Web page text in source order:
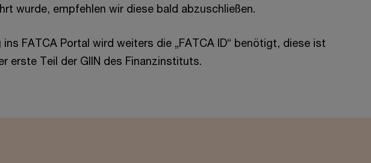
wurde, empfehlen wir diese bald abzuschließen.
ins FATCA Portal wird weiters die „FATCA ID“ benötigt, diese ist
erste Teil der GIIN des Finanzinstituts.